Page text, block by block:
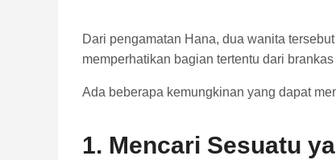
Dari pengamatan Hana, dua wanita
memperhatikan bagian tertentu dari brankas
Ada beberapa kemungkinan yang dapat
1. Mencari Sesuatu